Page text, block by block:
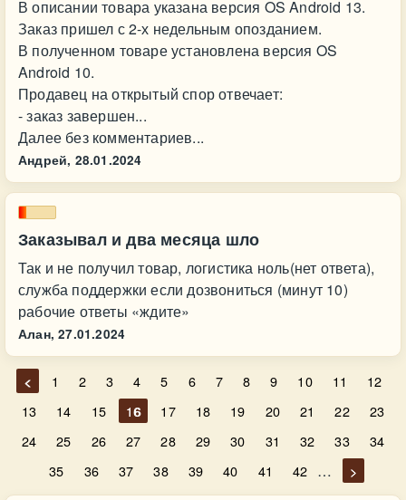
В описании товара указана версия OS Android 13.
Заказ пришел с 2-х недельным опозданием.
В полученном товаре установлена версия OS
Android 10.
Продавец на открытый спор отвечает:
- заказ завершен...
Далее без комментариев...
Андрей, 28.01.2024
Заказывал и два месяца шло
Так и не получил товар, логистика ноль(нет ответа),
служба поддержки если дозвониться (минут 10)
рабочие ответы «ждите»
Алан, 27.01.2024
< 1 2 3 4 5 6 7 8 9 10 11
12
13
14 15 16 17 18 19 20 21 22
23
24
25 26 27 28 29 30 31 32 33
34
35
36 37 38 39 40 41 42 … >